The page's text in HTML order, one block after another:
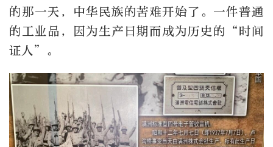
的那一天，中华民族的苦难开始了。一件普通
的工业品，因为生产日期而成为历史的“时间
证人”。